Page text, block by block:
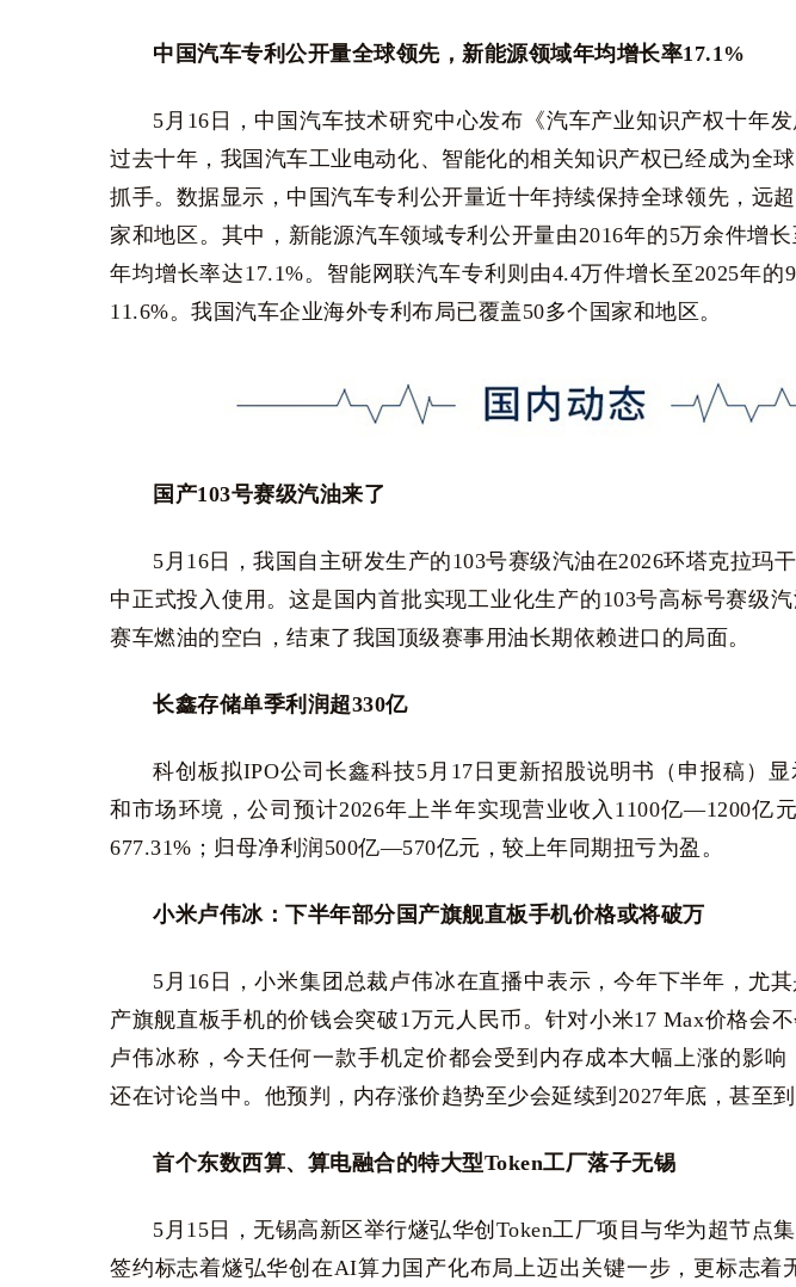
中国汽车专利公开量全球领先，新能源领域年均增长率17.1%
5月16日，中国汽车技术研究中心发布《汽车产业知识产权十年
过去十年，我国汽车工业电动化、智能化的相关知识产权已经成为全
抓手。数据显示，中国汽车专利公开量近十年持续保持全球领先，远
家和地区。其中，新能源汽车领域专利公开量由2016年的5万余件增长
年均增长率达17.1%。智能网联汽车专利则由4.4万件增长至2025年的
11.6%。我国汽车企业海外专利布局已覆盖50多个国家和地区。
国产103号赛级汽油来了
5月16日，我国自主研发生产的103号赛级汽油在2026环塔克拉玛
中正式投入使用。这是国内首批实现工业化生产的103号高标号赛级
赛车燃油的空白，结束了我国顶级赛事用油长期依赖进口的局面。‌‌
长鑫存储单季利润超330亿
科创板拟IPO公司长鑫科技5月17日更新招股说明书（申报稿）
和市场环境，公司预计2026年上半年实现营业收入1100亿—1200亿
677.31%；归母净利润500亿—570亿元，较上年同期扭亏为盈。‌‌
小米卢伟冰：下半年部分国产旗舰直板手机价格或将破万
5月16日，小米集团总裁卢伟冰在直播中表示，今年下半年，尤
产旗舰直板手机的价钱会突破1万元人民币。针对小米17 Max价格会
卢伟冰称，今天任何一款手机定价都会受到内存成本大幅上涨的影响
还在讨论当中。他预判，内存涨价趋势至少会延续到2027年底，甚至到
首个东数西算、算电融合的特大型Token工厂落子无锡
5月15日，无锡高新区举行燧弘华创Token工厂项目与华为超节点
签约标志着燧弘华创在AI算力国产化布局上迈出关键一步，更标志着